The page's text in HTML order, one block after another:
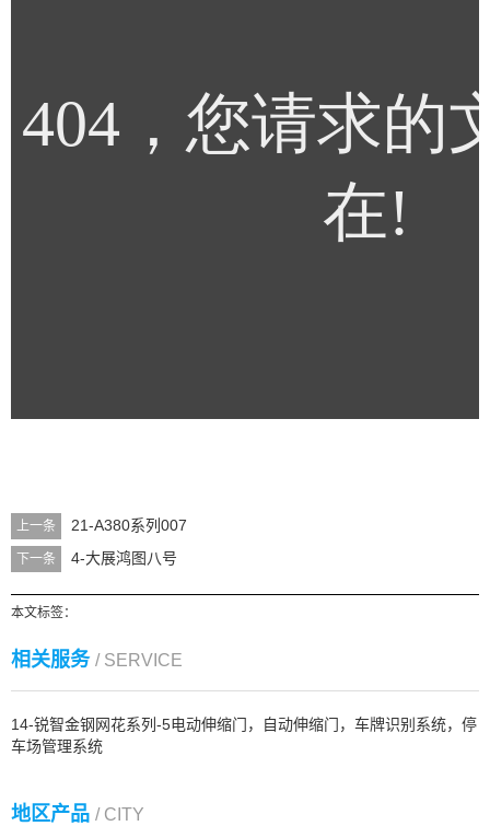
上一条 21-A380系列007
下一条 4-大展鸿图八号
本文标签：
相关服务 / SERVICE
14-锐智金钢网花系列-5电动伸缩门，自动伸缩门，车牌识别系统，停
车场管理系统
地区产品 / CITY